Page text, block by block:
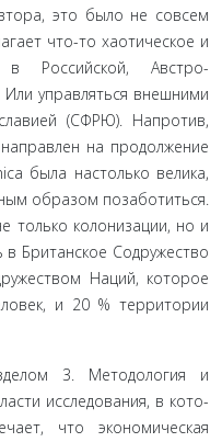
это было не совсем
что-то хаотическое и
в Российской, Австро-
управляться внешними
(СФРЮ). Напротив,
на продолжение
была настолько велика,
обра­зом позаботиться.
только колонизации, но и
Бри­танское Содружество
Наций, которое
и 20 % территории
3. Методология и
исследования, в кото­
что экономическая